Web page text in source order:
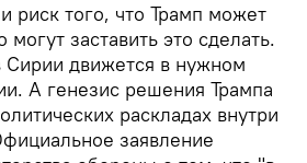
риск того, что Трамп может
заставить это сделать.
Сирии движется в нужном
А генезис решения Трампа
раскладах внутри
заявление